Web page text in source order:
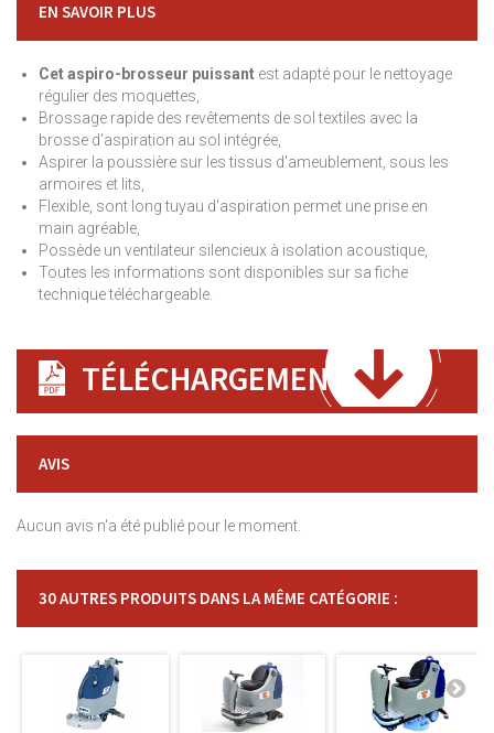
EN SAVOIR PLUS
Cet aspiro-brosseur puissant est adapté pour le nettoyage
régulier des moquettes,
Brossage rapide des revêtements de sol textiles avec la
brosse d'aspiration au sol intégrée,
Aspirer la poussière sur les tissus d'ameublement, sous les
armoires et lits,
Flexible, sont long tuyau d'aspiration permet une prise en
main agréable,
Possède un ventilateur silencieux à isolation acoustique,
Toutes les informations sont disponibles sur sa fiche
technique téléchargeable.
TÉLÉCHARGEMENT
AVIS
Aucun avis n'a été publié pour le moment.
30 AUTRES PRODUITS DANS LA MÊME CATÉGORIE :